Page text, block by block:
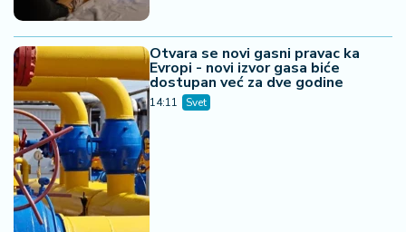
Otvara se novi gasni pravac ka
Evropi - novi izvor gasa biće
dostupan već za dve godine
14:11 Svet